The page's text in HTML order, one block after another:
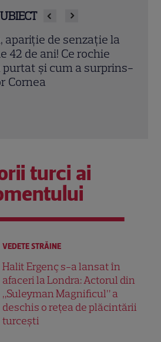
apariție de senzație la
42 de ani! Ce rochie
purtat și cum a surprins-
Cornea
turci ai
VEDETE STRĂINE
Halit Ergenç s-a lansat în
afaceri la Londra: Actorul din
„Suleyman Magnificul” a
deschis o rețea de plăcintării
turcești